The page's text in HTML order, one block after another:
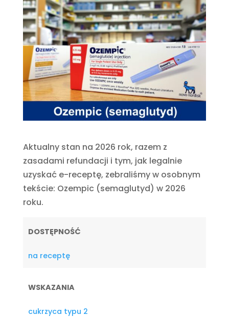
Aktualny stan na 2026 rok, razem z
zasadami refundacji i tym, jak legalnie
uzyskać e-receptę, zebraliśmy w osobnym
tekście: Ozempic (semaglutyd) w 2026
roku.
DOSTĘPNOŚĆ
na receptę
WSKAZANIA
cukrzyca typu 2